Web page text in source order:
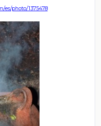
es/photo/1375478